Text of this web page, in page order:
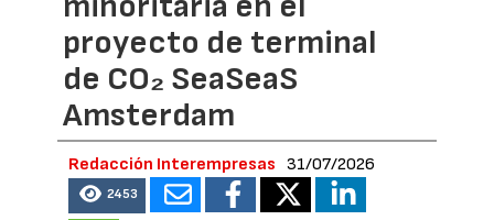
proyecto de terminal
de CO₂ SeaSeaS
Amsterdam
Redacción Interempresas 31/07/2026
2453